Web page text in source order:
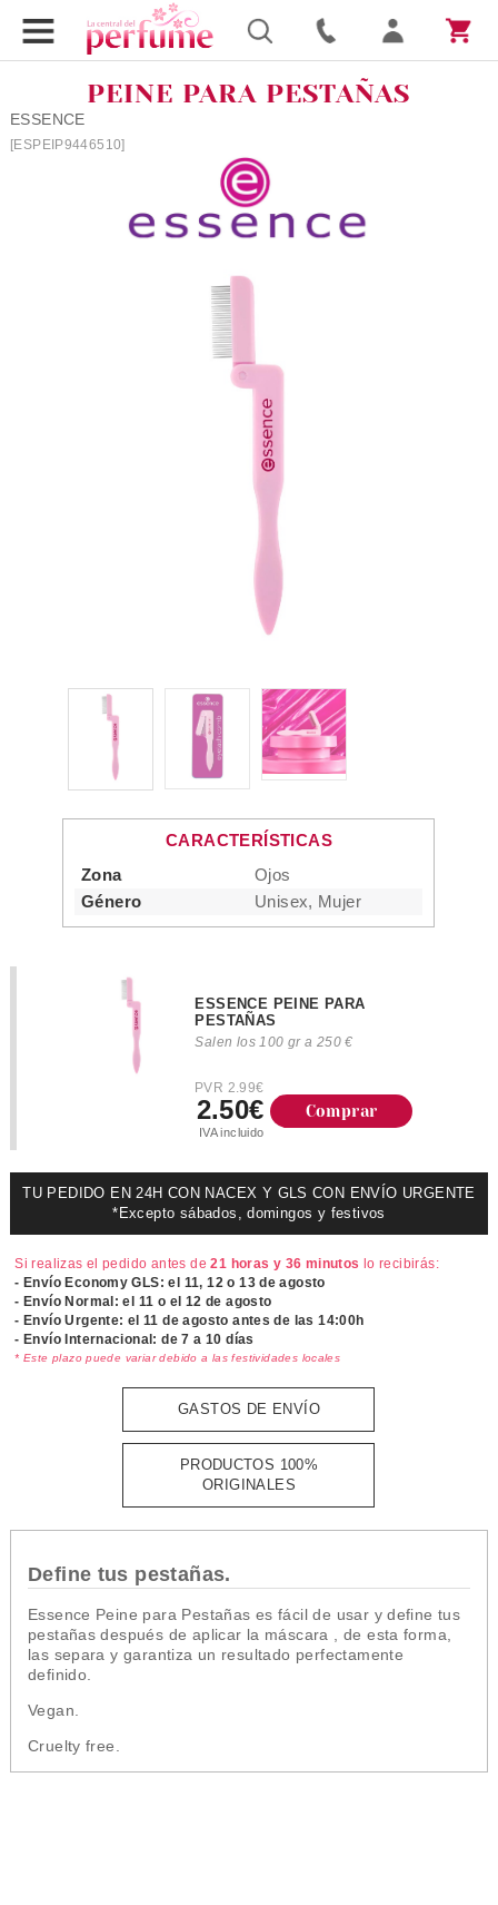
PEINE PARA PESTAÑAS
ESSENCE
[ESPEIP9446510]
CARACTERÍSTICAS
Zona
Ojos
Género
Unisex, Mujer
ESSENCE PEINE PARA
PESTAÑAS
Salen los 100 gr a 250 €
PVR 2.99€
2.50€
IVA incluido
Comprar
TU PEDIDO EN 24H CON NACEX Y GLS CON ENVÍO URGENTE
*Excepto sábados, domingos y festivos
Si realizas el pedido antes de21 horas y 36 minutos lo recibirás:
- Envío Economy GLS: el 11, 12 o 13 de agosto
- Envío Normal: el 11 o el 12 de agosto
- Envío Urgente: el11 de agosto antes de las 14:00h
- Envío Internacional: de 7 a 10 días
* Este plazo puede variar debido a las festividades locales
GASTOS DE ENVÍO
PRODUCTOS 100%
ORIGINALES
Define tus pestañas.
Essence Peine para Pestañas es fácil de usar y define tus
pestañas después de aplicar la máscara , de esta forma,
las separa y garantiza un resultado perfectamente
definido.
Vegan.
Cruelty free.